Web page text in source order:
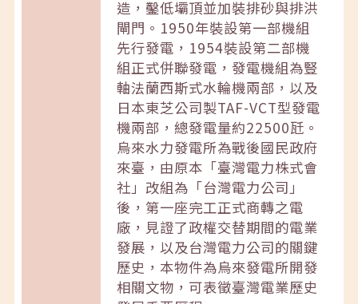
造，鑿低壩頂並加裝排砂與排洪
閘門。1950年裝設第一部機組
先行發電，1954裝設第二部機
組正式併聯發電，發電機組為豎
軸法蘭西斯式水輪機兩部，以及
日本東芝公司製TAF-VCT型發電
機兩部，總發電量約22500瓩。
烏來水力發電所為戰後國民政府
來臺，由原本「臺灣電力株式會
社」改組為「台灣電力公司」
後，第一座完工正式商轉之電
廠，見證了政權交替期間的電業
發展，以及台灣電力公司的關鍵
歷史，本物件為烏來發電所開發
相關文物，可表徵臺灣電業歷史